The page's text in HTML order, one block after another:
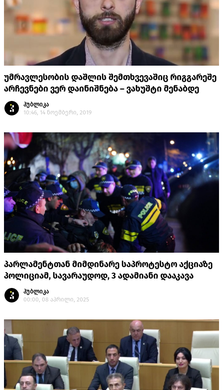
უმრავლესობის დაშლის შემთხვევაშიც რიგგარეშე
არჩევნები ვერ დაინიშნება – ვახუშტი მენაბდე
პუბლიკა
10:46, 14 ნოემბერი, 2019
პარლამენტთან მიმდინარე საპროტესტო აქციაზე
პოლიციამ, სავარაუდოდ, 3 ადამიანი დააკავა
პუბლიკა
00:00, 08 აპრილი, 2025